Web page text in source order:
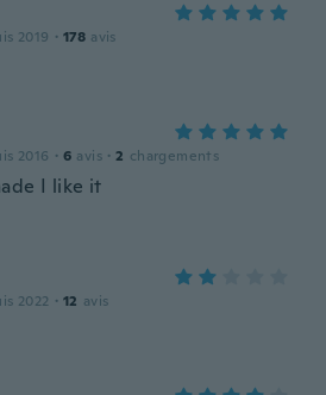
2019 · 178 avis
2016 · 6 avis · 2 chargements
I like it
2022 · 12 avis